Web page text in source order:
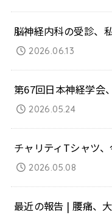
脳神経内科の受診、
2026.06.13
第67回日本神経学会
2026.05.24
チャリティTシャツ、
2026.05.08
最近の報告 | 腰痛、